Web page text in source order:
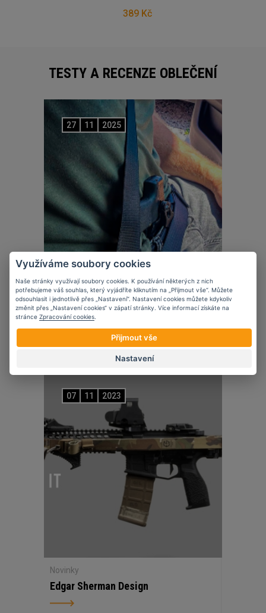
389 Kč
TESTY A RECENZE OBLEČENÍ
27 11 2025
Novinky
5 věcí, které zvážit při nošení krátké
zbraně ve vozidle
07 11 2023
Novinky
Edgar Sherman Design
Využíváme soubory cookies
Naše stránky využívají soubory cookies. K používání některých z nich
potřebujeme váš souhlas, který vyjádříte kliknutím na „Přijmout vše“. Můžete
odsouhlasit i jednotlivě přes „Nastavení“. Nastavení cookies můžete kdykoliv
změnit přes „Nastavení cookies“ v zápatí stránky. Více informací získáte na
stránce Zpracování cookies
Přijmout vše
Nastavení